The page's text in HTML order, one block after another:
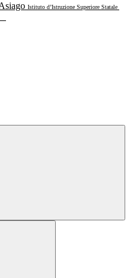
Istituto d’Istruzione Superiore Statale